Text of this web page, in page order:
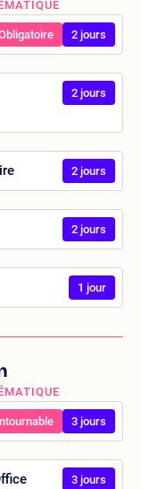
2 jours
2 jours
2 jours
2 jours
1 jour
3 jours
3 jours